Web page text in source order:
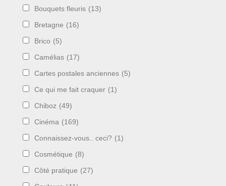
Bouquets fleuris (13)
Bretagne (16)
Brico (5)
Camélias (17)
Cartes postales anciennes (5)
Ce qui me fait craquer (1)
Chiboz (49)
Cinéma (169)
Connaissez-vous.. ceci? (1)
Cosmétique (8)
Côté pratique (27)